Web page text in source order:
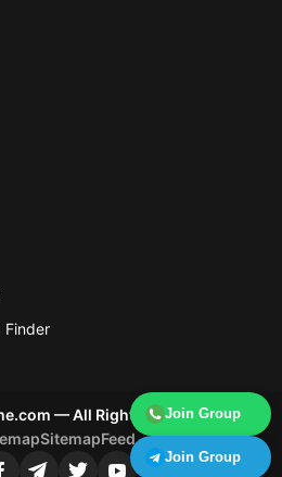
Join Group
Join Group
Finder
— All Rights Reserved
SitemapFeed